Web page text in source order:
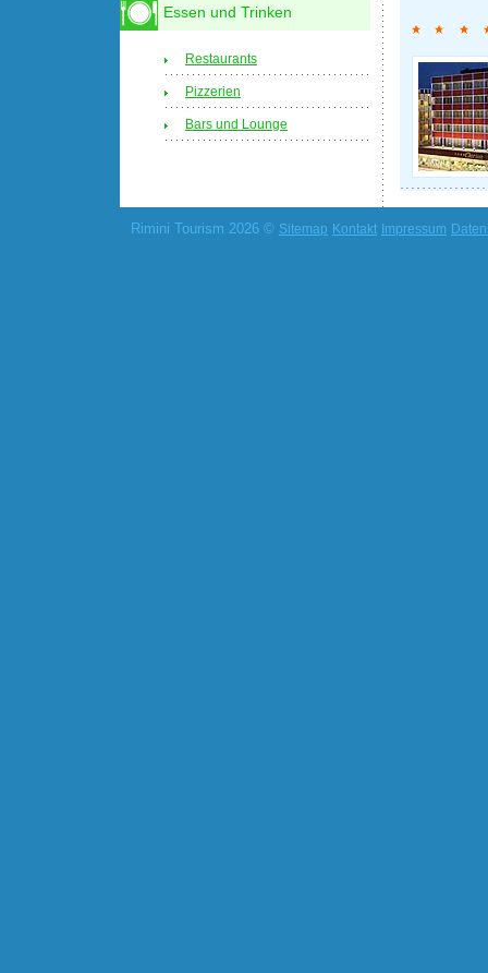
Essen und Trinken
Restaurants
Pizzerien
Bars und Lounge
Rimini Tourism 2026 © Sitemap Kontakt Impressum